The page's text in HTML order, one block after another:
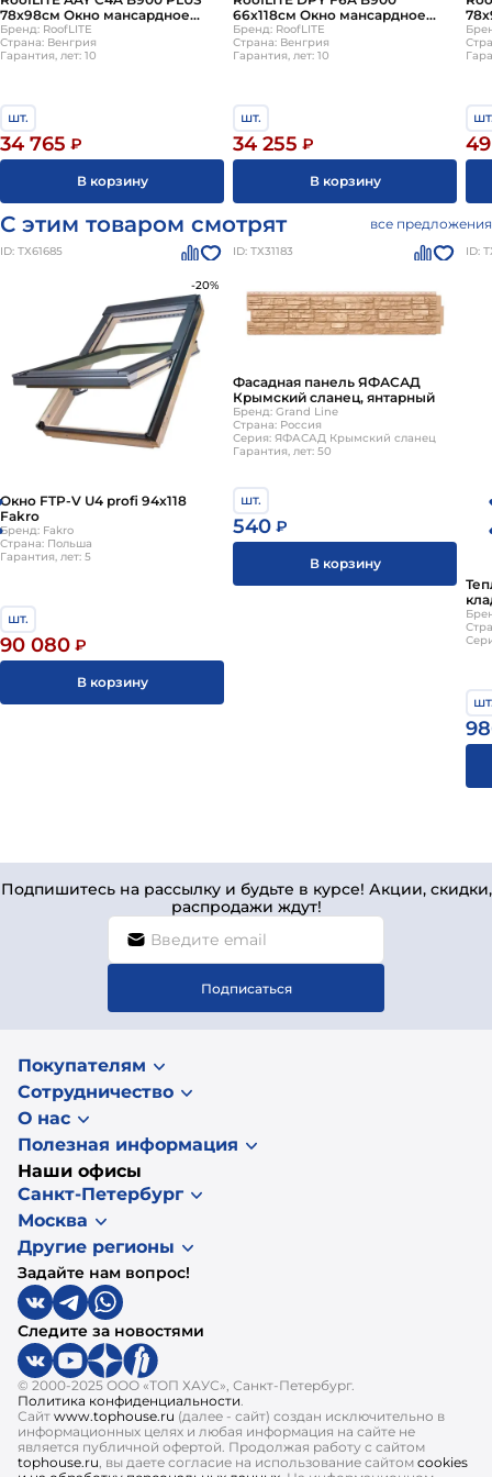
номеру+7 (812) 244-95-17
78х98см Окно мансардное
РуфЛАЙТ (ручка снизу)
Бренд: RoofLITE
Страна: Венгрия
Гарантия, лет: 10
шт.
34 765 ₽
В корзину
66х118см Окно мансардное
РуфЛАЙТ (ручка снизу)
Бренд: RoofLITE
Страна: Венгрия
Гарантия, лет: 10
шт.
34 255 ₽
В корзину
С этим товаром смотрят все предложения
ID: ТХ61685
-20%
Окно FTP-V U4 profi 94х118
Fakro
Бренд: Fakro
Страна: Польша
Гарантия, лет: 5
шт.
90 080 ₽
В корзину
ID: ТХ31183
Фасадная панель ЯФАСАД
Крымский сланец, янтарный
Бренд: Grand Line
Страна: Россия
Серия: ЯФАСАД Крымский сланец
Гарантия, лет: 50
шт.
540 ₽
В корзину
ID:
Подпишитесь на рассылку и будьте в курсе! Акции, скидки,
распродажи ждут!
Подписаться
Покупателям
Сотрудничество
О нас
Полезная информация
Наши офисы
Санкт-Петербург
Москва
Другие регионы
Задайте нам вопрос!
Следите за новостями
© 2000-2025 ООО «ТОП ХАУС», Санкт-Петербург.
Политика конфиденциальности.
Сайт www.tophouse.ru (далее - сайт) создан исключительно в
информационных целях и любая информация на сайте не
является публичной офертой. Продолжая работу с сайтом
tophouse.ru, вы даете согласие на использование сайтом cookies